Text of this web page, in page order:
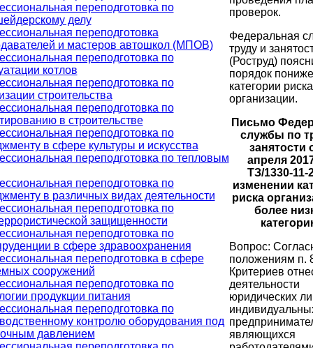
переподготовка по
делу
переподготовка
и мастеров автошкол (МПОВ)
переподготовка по
котлов
переподготовка по
строительства
переподготовка по
в строительстве
переподготовка по
в сфере культуры и искусства
переподготовка по тепловым
переподготовка по
в различных видах деятельности
переподготовка по
защищенности
переподготовка по
в сфере здравоохранения
переподготовка в сфере
сооружений
переподготовка по
продукции питания
переподготовка по
контролю оборудования под
давлением
проверок.
Федеральная
труду и
(Роструд)
порядок
категории риска
организации.
Письмо
службы по
занятости
апреля
ТЗ/1330-11-
изменении
риска
более
Вопрос:
положениям п.
Критериев
деятельности
юридических
являющихся